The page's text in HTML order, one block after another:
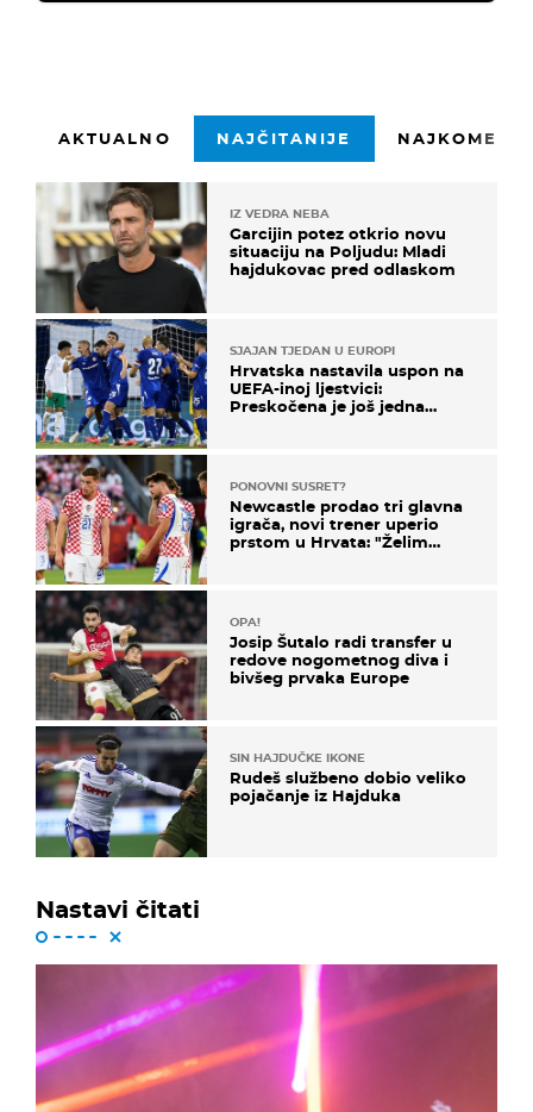
AKTUALNO NAJČITANIJE
IZ VEDRA NEBA
Garcijin potez otkrio novu
situaciju na Poljudu: Mladi
hajdukovac pred odlaskom
SJAJAN TJEDAN U EUROPI
Hrvatska nastavila uspon na
UEFA-inoj ljestvici:
Preskočena je još jedna
PONOVNI SUSRET?
Newcastle prodao tri glavna
igrača, novi trener uperio
prstom u Hrvata: "Želim
OPA!
Josip Šutalo radi transfer u
redove nogometnog diva i
bivšeg prvaka Europe
SIN HAJDUČKE IKONE
Rudeš službeno dobio veliko
pojačanje iz Hajduka
Nastavi čitati